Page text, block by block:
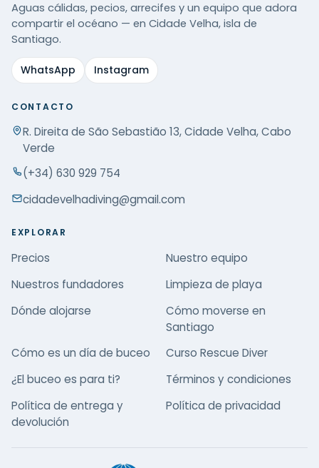
Aguas cálidas, pecios, arrecifes y un equipo que adora
compartir el océano — en Cidade Velha, isla de
Santiago.
WhatsApp Instagram
CONTACTO
R. Direita de São Sebastião 13, Cidade Velha, Cabo
Verde
(+34) 630 929 754
cidadevelhadiving@gmail.com
EXPLORAR
Precios
Nuestro equipo
Nuestros fundadores
Limpieza de playa
Dónde alojarse
Cómo moverse en
Santiago
Cómo es un día de buceo
Curso Rescue Diver
¿El buceo es para ti?
Términos y condiciones
Política de entrega y
devolución
Política de privacidad